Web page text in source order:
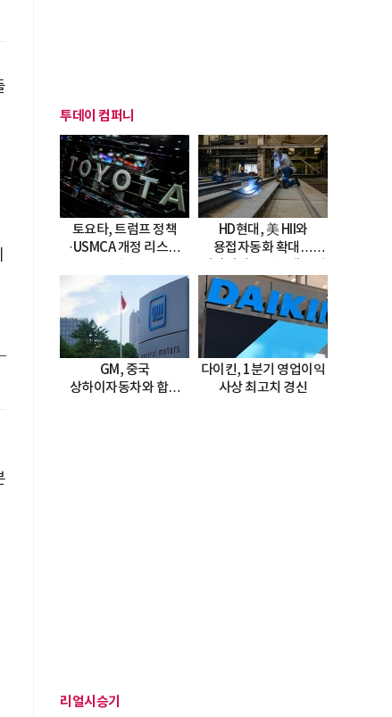
투데이 컴퍼니
토요타, 트럼프 정책
·USMCA 개정 리스크
HD현대, 美 HII와
용접자동화 확대…
도입
GM, 중국
상하이자동차와 합작
다이킨, 1분기 영업이익
사상 최고치 경신
리얼시승기